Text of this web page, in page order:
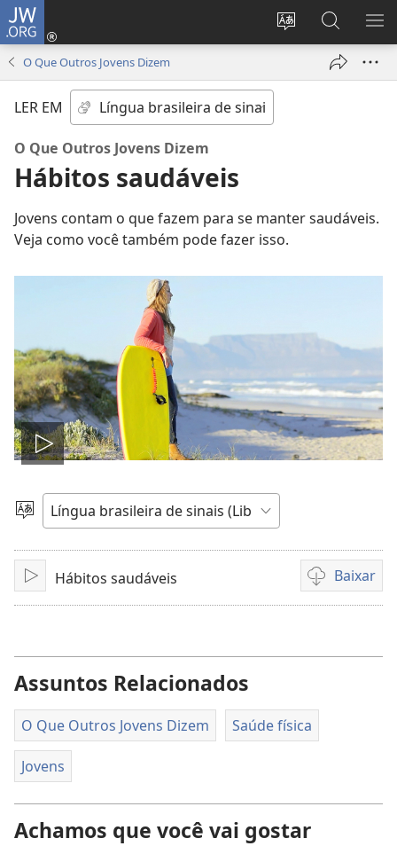
JW.ORG
Mudar
idioma
Log
janela)
Buscar
no
JW.ORG
O Que Outros Jovens Dizem
LER EM
O Que Outros Jovens Dizem
Hábitos saudáveis
Jovens contam o que fazem para se manter saudáveis.
Veja como você também pode fazer isso.
Reproduzir
vídeo
Escolher
idioma
Reproduzir
Hábitos saudáveis Baixar
Opções
de
vídeo
Assuntos Relacionados
O Que Outros Jovens Dizem Saúde física
Jovens
Achamos que você vai gostar